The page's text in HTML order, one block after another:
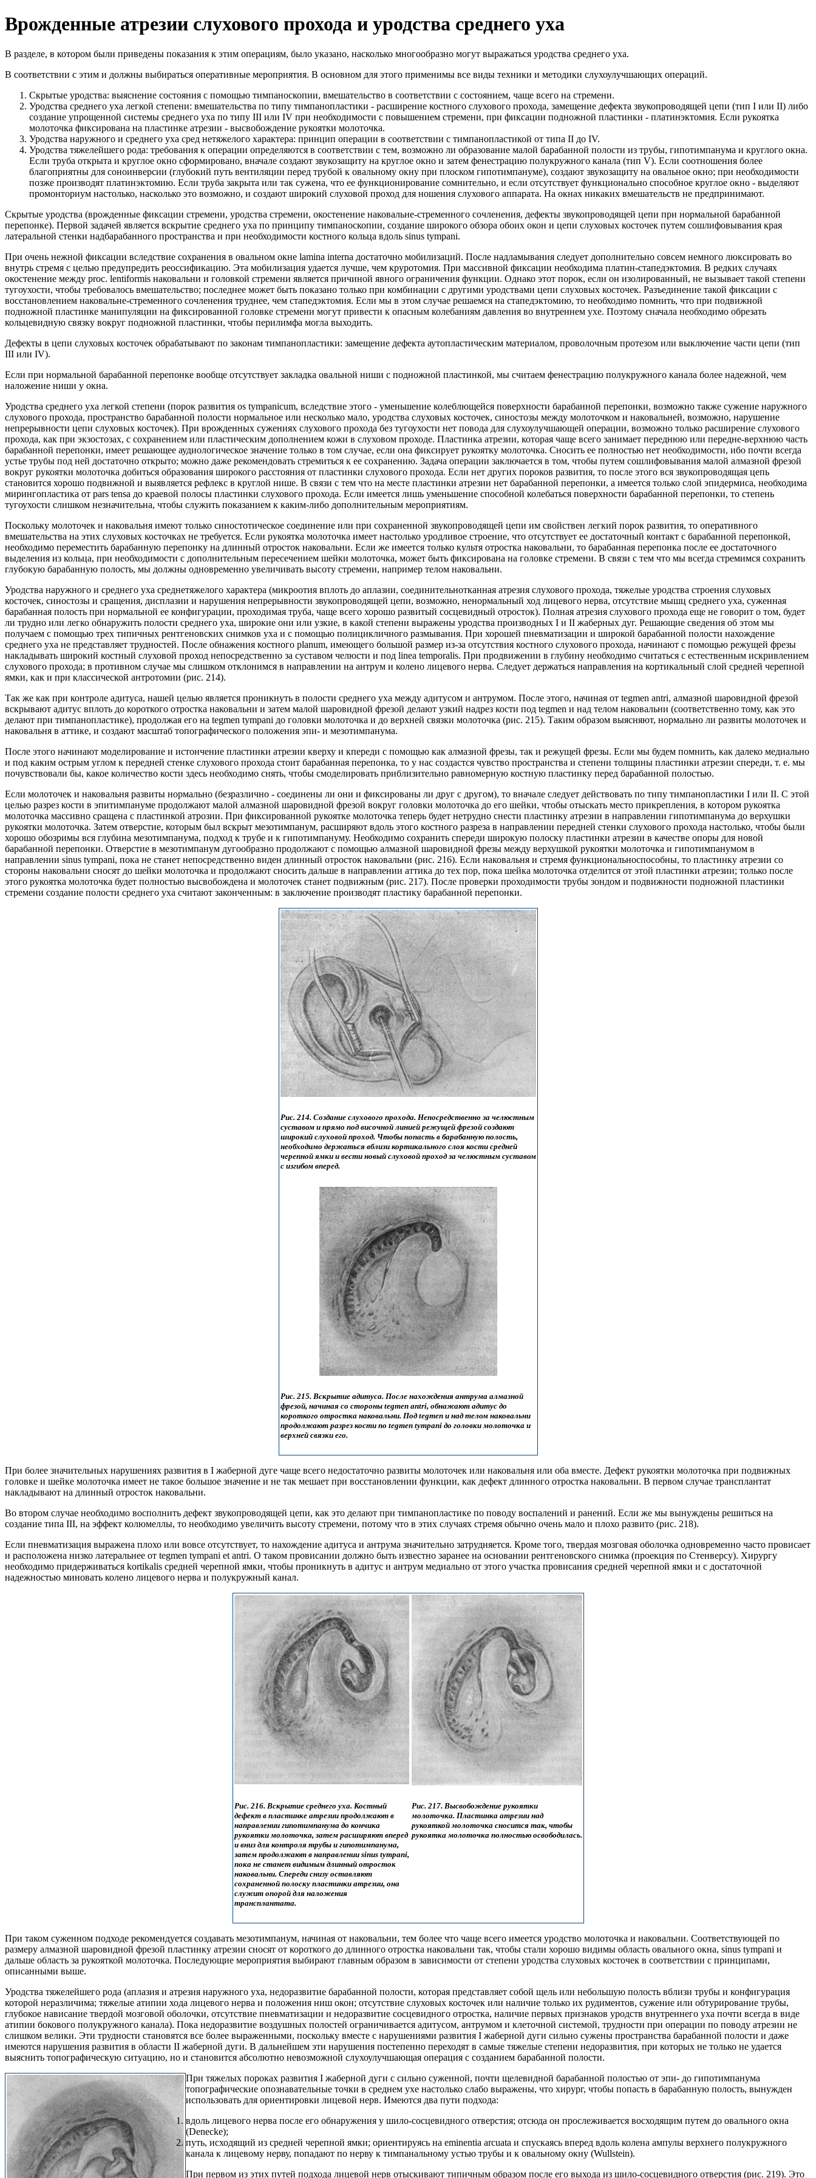
Врожденные атрезии слухового прохода и уродства среднего уха
В разделе, в котором были приведены показания к этим операциям, было указано, насколько многообразно могут выражаться уродства среднего уха.
В соответствии с этим и должны выбираться оперативные мероприятия. В основном для этого применимы все виды техники и методики слухоулучшающих операций.
Скрытые уродства: выяснение состояния с помощью тимпаноскопии, вмешательство в соответствии с состоянием, чаще всего на стремени.
Уродства среднего уха легкой степени: вмешательства по типу тимпанопластики - расширение костного слухового прохода, замещение дефекта звукопроводящей цепи (тип I или II) либо
создание упрощенной системы среднего уха по типу III или IV при необходимости с повышением стремени, при фиксации подножной пластинки - платинэктомия. Если рукоятка
молоточка фиксирована на пластинке атрезии - высвобождение рукоятки молоточка.
Уродства наружного и среднего уха сред нетяжелого характера: принцип операции в соответствии с тимпанопластикой от типа II до IV.
Уродства тяжелейшего рода: требования к операции определяются в соответствии с тем, возможно ли образование малой барабанной полости из трубы, гипотимпанума и круглого окна.
Если труба открыта и круглое окно сформировано, вначале создают звукозащиту на круглое окно и затем фенестрацию полукружного канала (тип V). Если соотношения более
благоприятны для соноинверсии (глубокий путь вентиляции перед трубой к овальному окну при плоском гипотимпануме), создают звукозащиту на овальное окно; при необходимости
позже производят платинэктомию. Если труба закрыта или так сужена, что ее функционирование сомнительно, и если отсутствует функционально способное круглое окно - выделяют
промонториум настолько, насколько это возможно, и создают широкий слуховой проход для ношения слухового аппарата. На окнах никаких вмешательств не предпринимают.
Скрытые уродства (врожденные фиксации стремени, уродства стремени, окостенение наковальне-стременного сочленения, дефекты звукопроводящей цепи при нормальной барабанной
перепонке). Первой задачей является вскрытие среднего уха по принципу тимпаноскопии, создание широкого обзора обоих окон и цепи слуховых косточек путем сошлифовывания края
латеральной стенки надбарабанного пространства и при необходимости костного кольца вдоль sinus tympani.
При очень нежной фиксации вследствие сохранения в овальном окне lamina interna достаточно мобилизаций. После надламывания следует дополнительно совсем немного люксировать во
внутрь стремя с целью предупредить реоссификацию. Эта мобилизация удается лучше, чем круротомия. При массивной фиксации необходима платин-стапедэктомия. В редких случаях
окостенение между proc. lentiformis наковальни и головкой стремени является причиной явного ограничения функции. Однако этот порок, если он изолированный, не вызывает такой степени
тугоухости, чтобы требовалось вмешательство; последнее может быть показано только при комбинации с другими уродствами цепи слуховых косточек. Разъединение такой фиксации с
восстановлением наковальне-стременного сочленения труднее, чем стапедэктомия. Если мы в этом случае решаемся на стапедэктомию, то необходимо помнить, что при подвижной
подножной пластинке манипуляции на фиксированной головке стремени могут привести к опасным колебаниям давления во внутреннем ухе. Поэтому сначала необходимо обрезать
кольцевидную связку вокруг подножной пластинки, чтобы перилимфа могла выходить.
Дефекты в цепи слуховых косточек обрабатывают по законам тимпанопластики: замещение дефекта аутопластическим материалом, проволочным протезом или выключение части цепи (тип
III или IV).
Если при нормальной барабанной перепонке вообще отсутствует закладка овальной ниши с подножной пластинкой, мы считаем фенестрацию полукружного канала более надежной, чем
наложение ниши у окна.
Уродства среднего уха легкой степени (порок развития os tympanicum, вследствие этого - уменьшение колеблющейся поверхности барабанной перепонки, возможно также сужение наружного
слухового прохода, пространство барабанной полости нормальное или несколько мало, уродства слуховых косточек, синостозы между молоточком и наковальней, возможно, нарушение
непрерывности цепи слуховых косточек). При врожденных сужениях слухового прохода без тугоухости нет повода для слухоулучшающей операции, возможно только расширение слухового
прохода, как при экзостозах, с сохранением или пластическим дополнением кожи в слуховом проходе. Пластинка атрезии, которая чаще всего занимает переднюю или передне-верхнюю часть
барабанной перепонки, имеет решающее аудиологическое значение только в том случае, если она фиксирует рукоятку молоточка. Сносить ее полностью нет необходимости, ибо почти всегда
устье трубы под ней достаточно открыто; можно даже рекомендовать стремиться к ее сохранению. Задача операции заключается в том, чтобы путем сошлифовывания малой алмазной фрезой
вокруг рукоятки молоточка добиться образования широкого расстояния от пластинки слухового прохода. Если нет других пороков развития, то после этого вся звукопроводящая цепь
становится хорошо подвижной и выявляется рефлекс в круглой нише. В связи с тем что на месте пластинки атрезии нет барабанной перепонки, а имеется только слой эпидермиса, необходима
мирингопластика от pars tensa до краевой полосы пластинки слухового прохода. Если имеется лишь уменьшение способной колебаться поверхности барабанной перепонки, то степень
тугоухости слишком незначительна, чтобы служить показанием к каким-либо дополнительным мероприятиям.
Поскольку молоточек и наковальня имеют только синостотическое соединение или при сохраненной звукопроводящей цепи им свойствен легкий порок развития, то оперативного
вмешательства на этих слуховых косточках не требуется. Если рукоятка молоточка имеет настолько уродливое строение, что отсутствует ее достаточный контакт с барабанной перепонкой,
необходимо переместить барабанную перепонку на длинный отросток наковальни. Если же имеется только культя отростка наковальни, то барабанная перепонка после ее достаточного
выделения из кольца, при необходимости с дополнительным пересечением шейки молоточка, может быть фиксирована на головке стремени. В связи с тем что мы всегда стремимся сохранить
глубокую барабанную полость, мы должны одновременно увеличивать высоту стремени, например телом наковальни.
Уродства наружного и среднего уха среднетяжелого характера (микроотия вплоть до аплазии, соединительнотканная атрезия слухового прохода, тяжелые уродства строения слуховых
косточек, синостозы и сращения, дисплазии и нарушения непрерывности звукопроводящей цепи, возможно, ненормальный ход лицевого нерва, отсутствие мышц среднего уха, суженная
барабанная полость при нормальной ее конфигурации, проходимая труба, чаще всего хорошо развитый сосцевидный отросток). Полная атрезия слухового прохода еще не говорит о том, будет
ли трудно или легко обнаружить полости среднего уха, широкие они или узкие, в какой степени выражены уродства производных I и II жаберных дуг. Решающие сведения об этом мы
получаем с помощью трех типичных рентгеновских снимков уха и с помощью полицикличного размывания. При хорошей пневматизации и широкой барабанной полости нахождение
среднего уха не представляет трудностей. После обнажения костного planum, имеющего большой размер из-за отсутствия костного слухового прохода, начинают с помощью режущей фрезы
накладывать широкий костный слуховой проход непосредственно за суставом челюсти и под linea temporalis. При продвижении в глубину необходимо считаться с естественным искривлением
слухового прохода; в противном случае мы слишком отклонимся в направлении на антрум и колено лицевого нерва. Следует держаться направления на кортикальный слой средней черепной
ямки, как и при классической антротомии (рис. 214).
Так же как при контроле адитуса, нашей целью является проникнуть в полости среднего уха между адитусом и антрумом. После этого, начиная от tegmen antri, алмазной шаровидной фрезой
вскрывают адитус вплоть до короткого отростка наковальни и затем малой шаровидной фрезой делают узкий надрез кости под tegmen и над телом наковальни (соответственно тому, как это
делают при тимпанопластике), продолжая его на tegmen tympani до головки молоточка и до верхней связки молоточка (рис. 215). Таким образом выясняют, нормально ли развиты молоточек и
наковальня в аттике, и создают масштаб топографического положения эпи- и мезотимпанума.
После этого начинают моделирование и истончение пластинки атрезии кверху и кпереди с помощью как алмазной фрезы, так и режущей фрезы. Если мы будем помнить, как далеко медиально
и под каким острым углом к передней стенке слухового прохода стоит барабанная перепонка, то у нас создастся чувство пространства и степени толщины пластинки атрезии спереди, т. е. мы
почувствовали бы, какое количество кости здесь необходимо снять, чтобы смоделировать приблизительно равномерную костную пластинку перед барабанной полостью.
Если молоточек и наковальня развиты нормально (безразлично - соединены ли они и фиксированы ли друг с другом), то вначале следует действовать по типу тимпанопластики I или II. С этой
целью разрез кости в эпитимпануме продолжают малой алмазной шаровидной фрезой вокруг головки молоточка до его шейки, чтобы отыскать место прикрепления, в котором рукоятка
молоточка массивно сращена с пластинкой атрозии. При фиксированной рукоятке молоточка теперь будет нетрудно снести пластинку атрезии в направлении гипотимпанума до верхушки
рукоятки молоточка. Затем отверстие, которым был вскрыт мезотимпанум, расширяют вдоль этого костного разреза в направлении передней стенки слухового прохода настолько, чтобы были
хорошо обозримы вся глубина мезотимпанума, подход к трубе и к гипотимпануму. Необходимо сохранить спереди широкую полоску пластинки атрезии в качестве опоры для новой
барабанной перепонки. Отверстие в мезотимпанум дугообразно продолжают с помощью алмазной шаровидной фрезы между верхушкой рукоятки молоточка и гипотимпанумом в
направлении sinus tympani, пока не станет непосредственно виден длинный отросток наковальни (рис. 216). Если наковальня и стремя функциональноспособны, то пластинку атрезии со
стороны наковальни сносят до шейки молоточка и продолжают сносить дальше в направлении аттика до тех пор, пока шейка молоточка отделится от этой пластинки атрезии; только после
этого рукоятка молоточка будет полностью высвобождена и молоточек станет подвижным (рис. 217). После проверки проходимости трубы зондом и подвижности подножной пластинки
стремени создание полости среднего уха считают законченным: в заключение производят пластику барабанной перепонки.
Рис. 214. Создание слухового прохода. Непосредственно за челюстным
суставом и прямо под височной линией режущей фрезой создают
широкий слуховой проход. Чтобы попасть в барабанную полость,
необходимо держаться вблизи кортикального слоя кости средней
черепной ямки и вести новый слуховой проход за челюстным суставом
с изгибом вперед.
Рис. 215. Вскрытие адитуса. После нахождения антрума алмазной
фрезой, начиная со стороны tegmen antri, обнажают адитус до
короткого отростка наковальни. Под tegmen и над телом наковальни
продолжают разрез кости по tegmen tympani до головки молоточка и
верхней связки его.
При более значительных нарушениях развития в I жаберной дуге чаще всего недостаточно развиты молоточек или наковальня или оба вместе. Дефект рукоятки молоточка при подвижных
головке и шейке молоточка имеет не такое большое значение и не так мешает при восстановлении функции, как дефект длинного отростка наковальни. В первом случае трансплантат
накладывают на длинный отросток наковальни.
Во втором случае необходимо восполнить дефект звукопроводящей цепи, как это делают при тимпанопластике по поводу воспалений и ранений. Если же мы вынуждены решиться на
создание типа III, на эффект колюмеллы, то необходимо увеличить высоту стремени, потому что в этих случаях стремя обычно очень мало и плохо развито (рис. 218).
Если пневматизация выражена плохо или вовсе отсутствует, то нахождение адитуса и антрума значительно затрудняется. Кроме того, твердая мозговая оболочка одновременно часто провисает
и расположена низко латеральнее от tegmen tympani et antri. О таком провисании должно быть известно заранее на основании рентгеновского снимка (проекция по Стенверсу). Хирургу
необходимо придерживаться kortikalis средней черепной ямки, чтобы проникнуть в адитус и антрум медиально от этого участка провисания средней черепной ямки и с достаточной
надежностью миновать колено лицевого нерва и полукружный канал.
Рис. 216. Вскрытие среднего уха. Костный
дефект в пластинке атрезии продолжают в
направлении гипотимпанума до кончика
рукоятки молоточка, затем расширяют вперед
и вниз для контроля трубы и гипотимпанума,
затем продолжают в направлении sinus tympani,
пока не станет видимым длинный отросток
наковальни. Спереди снизу оставляют
сохраненной полоску пластинки атрезии, она
служит опорой для наложения
трансплантата.
Рис. 217. Высвобождение рукоятки
молоточка. Пластинка атрезии над
рукояткой молоточка сносится так, чтобы
рукоятка молоточка полностью освободилась.
При таком суженном подходе рекомендуется создавать мезотимпанум, начиная от наковальни, тем более что чаще всего имеется уродство молоточка и наковальни. Соответствующей по
размеру алмазной шаровидной фрезой пластинку атрезии сносят от короткого до длинного отростка наковальни так, чтобы стали хорошо видимы область овального окна, sinus tympani и
дальше область за рукояткой молоточка. Последующие мероприятия выбирают главным образом в зависимости от степени уродства слуховых косточек в соответствии с принципами,
описанными выше.
Уродства тяжелейшего рода (аплазия и атрезия наружного уха, недоразвитие барабанной полости, которая представляет собой щель или небольшую полость вблизи трубы и конфигурация
которой неразличима; тяжелые атипии хода лицевого нерва и положения ниш окон; отсутствие слуховых косточек или наличие только их рудиментов, сужение или обтурирование трубы,
глубокое нависание твердой мозговой оболочки, отсутствие пневматизации и недоразвитие сосцевидного отростка, наличие первых признаков уродств внутреннего уха почти всегда в виде
атипии бокового полукружного канала). Пока недоразвитие воздушных полостей ограничивается адитусом, антрумом и клеточной системой, трудности при операции по поводу атрезии не
слишком велики. Эти трудности становятся все более выраженными, поскольку вместе с нарушениями развития I жаберной дуги сильно сужены пространства барабанной полости и даже
имеются нарушения развития в области II жаберной дуги. В дальнейшем эти нарушения постепенно переходят в самые тяжелые степени недоразвития, при которых не только не удается
выяснить топографическую ситуацию, но и становится абсолютно невозможной слухоулучшающая операция с созданием барабанной полости.
При тяжелых пороках развития I жаберной дуги с сильно суженной, почти щелевидной барабанной полостью от эпи- до гипотимпанума
топографические опознавательные точки в среднем ухе настолько слабо выражены, что хирург, чтобы попасть в барабанную полость, вынужден
использовать для ориентировки лицевой нерв. Имеются два пути подхода:
вдоль лицевого нерва после его обнаружения у шило-сосцевидного отверстия; отсюда он прослеживается восходящим путем до овального окна
(Denecke);
путь, исходящий из средней черепной ямки; ориентируясь на eminentia arcuata и спускаясь вперед вдоль колена ампулы верхнего полукружного
канала к лицевому нерву, попадают по нерву к тимпанальному устью трубы и к овальному окну (Wullstein).
При первом из этих путей подхода лицевой нерв отыскивают типичным образом после его выхода из шило-сосцевидного отверстия (рис. 219). Это